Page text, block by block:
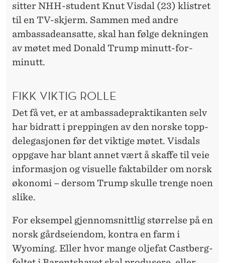
sitter NHH-student Knut Visdal (23) klistret
til en TV-skjerm. Sammen med andre
ambassadeansatte, skal han følge dekningen
av møtet med Donald Trump minutt-for-
minutt.
FIKK VIKTIG ROLLE
Det få vet, er at ambassadepraktikanten selv
har bidratt i preppingen av den norske topp-
delegasjonen før det viktige møtet. Visdals
oppgave har blant annet vært å skaffe til veie
informasjon og visuelle faktabilder om norsk
økonomi – dersom Trump skulle trenge noen
slike.
For eksempel gjennomsnittlig størrelse på en
norsk gårdseiendom, kontra en farm i
Wyoming. Eller hvor mange oljefat Castberg-